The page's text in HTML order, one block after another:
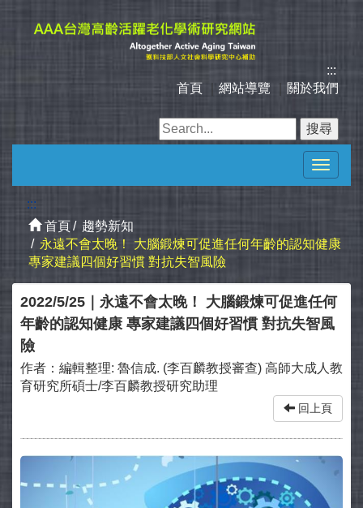
:::
首頁
網站導覽 關於我們
Toggle
:::
首頁
趨勢新知
永遠不會太晚！ 大腦鍛煉可促進任何年齡的認知健康
專家建議四個好習慣 對抗失智風險
2022/5/25｜永遠不會太晚！ 大腦鍛煉可促進任何
年齡的認知健康 專家建議四個好習慣 對抗失智風
險
作者： 編輯整理: 魯信成. (李百麟教授審查) 高師大成人教
育研究所碩士/李百麟教授研究助理
回上頁